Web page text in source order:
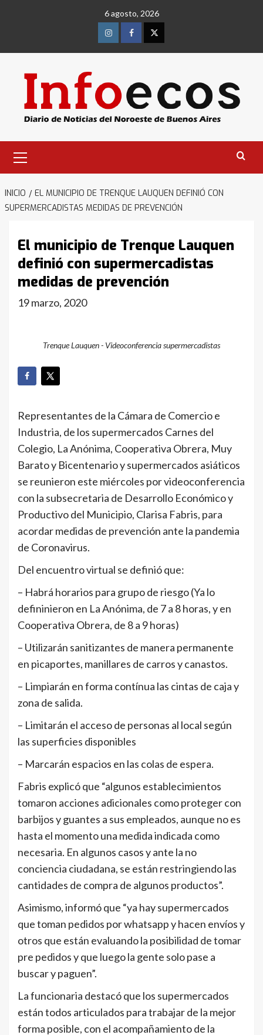
6 agosto, 2026
InstagramFacebookTwitter
primario
INICIO
EL MUNICIPIO DE TRENQUE LAUQUEN DEFINIÓ CON
SUPERMERCADISTAS MEDIDAS DE PREVENCIÓN
El municipio de Trenque Lauquen
definió con supermercadistas
medidas de prevención
19 marzo, 2020
Trenque Lauquen - Videoconferencia supermercadistas
Representantes de la Cámara de Comercio e
Industria, de los supermercados Carnes del
Colegio, La Anónima, Cooperativa Obrera, Muy
Barato y Bicentenario y supermercados asiáticos
se reunieron este miércoles por videoconferencia
con la subsecretaria de Desarrollo Económico y
Productivo del Municipio, Clarisa Fabris, para
acordar medidas de prevención ante la pandemia
de Coronavirus.
Del encuentro virtual se definió que:
– Habrá horarios para grupo de riesgo (Ya lo
defininieron en La Anónima, de 7 a 8 horas, y en
Cooperativa Obrera, de 8 a 9 horas)
– Utilizarán sanitizantes de manera permanente
en picaportes, manillares de carros y canastos.
– Limpiarán en forma contínua las cintas de caja y
zona de salida.
– Limitarán el acceso de personas al local según
las superficies disponibles
– Marcarán espacios en las colas de espera.
Fabris explicó que “algunos establecimientos
tomaron acciones adicionales como proteger con
barbijos y guantes a sus empleados, aunque no es
hasta el momento una medida indicada como
necesaria. En algunos casos y ante la no
conciencia ciudadana, se están restringiendo las
cantidades de compra de algunos productos”.
Asimismo, informó que “ya hay supermercados
que toman pedidos por whatsapp y hacen envíos y
otros que están evaluando la posibilidad de tomar
pre pedidos y que luego la gente solo pase a
buscar y paguen”.
La funcionaria destacó que los supermercados
están todos articulados para trabajar de la mejor
forma posible, con el acompañamiento de la